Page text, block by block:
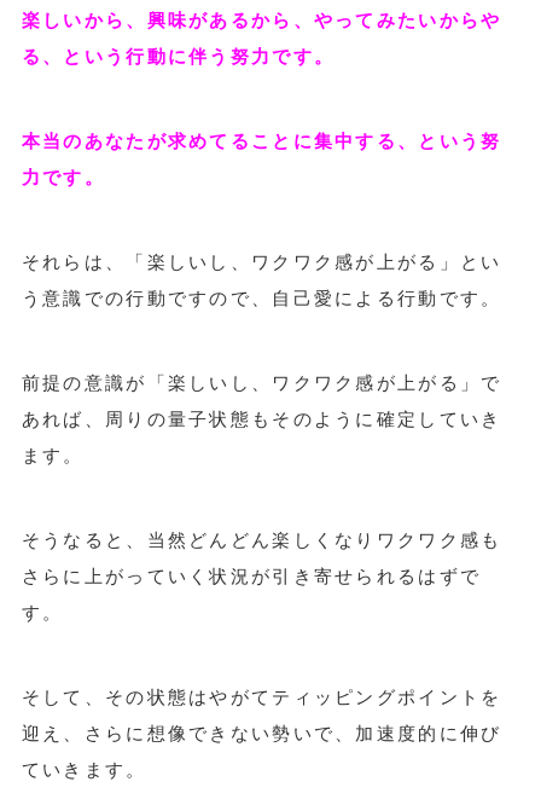
楽しいから、興味があるから、やってみたいからや
る、という行動に伴う努力です。
本当のあなたが求めてることに集中する、という努
力です。
それらは、「楽しいし、ワクワク感が上がる」とい
う意識での行動ですので、自己愛による行動です。
前提の意識が「楽しいし、ワクワク感が上がる」で
あれば、周りの量子状態もそのように確定していき
ます。
そうなると、当然どんどん楽しくなりワクワク感も
さらに上がっていく状況が引き寄せられるはずで
す。
そして、その状態はやがてティッピングポイントを
迎え、さらに想像できない勢いで、加速度的に伸び
ていきます。